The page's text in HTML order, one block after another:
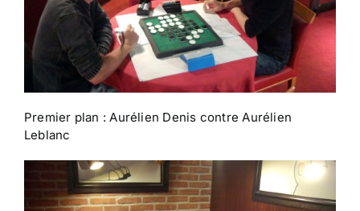
Premier plan : Aurélien Denis contre Aurélien
Leblanc